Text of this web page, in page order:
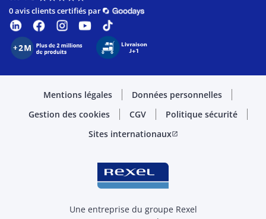
0 avis clients certifiés par
Mentions légales
Données personnelles
Gestion des cookies
CGV
Politique sécurité
Sites internationauxopen_in_new
Une entreprise du groupe Rexel